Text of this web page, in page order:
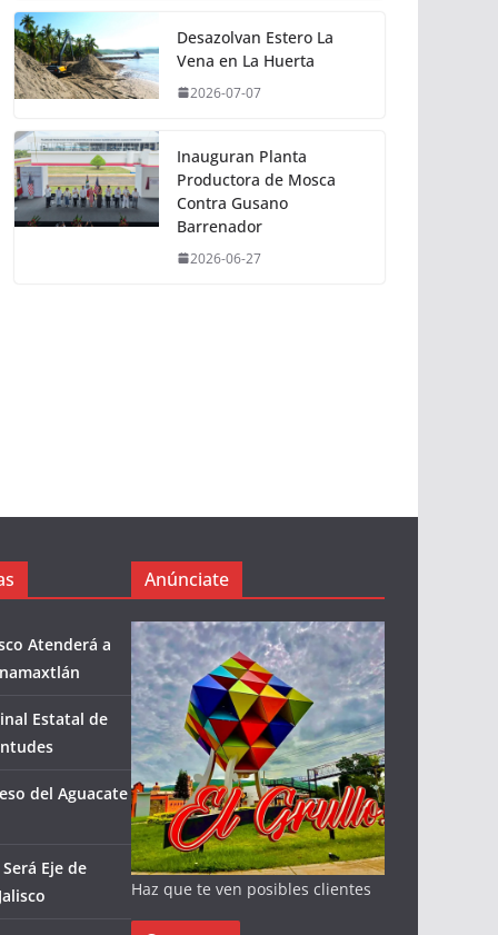
Desazolvan Estero La
Vena en La Huerta
2026-07-07
Inauguran Planta
Productora de Mosca
Contra Gusano
Barrenador
2026-06-27
Atenderá a
Estatal de
del Aguacate
Eje de
Anúnciate
Haz que te ven posibles clientes